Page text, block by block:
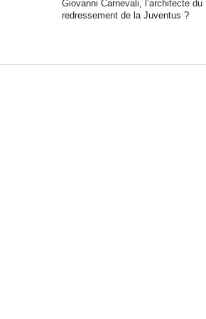
Giovanni Carnevali, l’architecte du
redressement de la Juventus ?